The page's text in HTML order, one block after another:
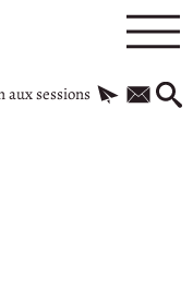
aux sessions